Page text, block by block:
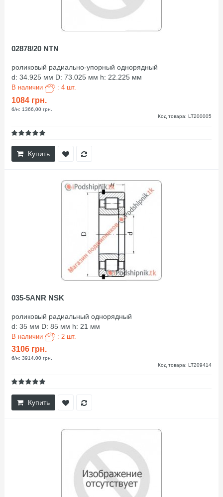
02878/20 NTN
роликовый радиально-упорный однорядный
d: 34.925 мм D: 73.025 мм h: 22.225 мм
В наличии : 4 шт.
1084 грн.
б/н: 1366,00 грн.
Код товара: LT200005
Купить
035-5ANR NSK
роликовый радиальный однорядный
d: 35 мм D: 85 мм h: 21 мм
В наличии : 2 шт.
3106 грн.
б/н: 3914,00 грн.
Код товара: LT209414
Купить